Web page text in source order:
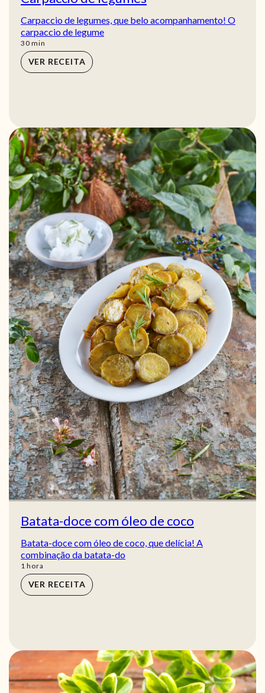
Carpaccio de legumes, que belo acompanhamento! O
carpaccio de legume
30min
min
VER RECEITA
Batata-doce com óleo de coco
Batata-doce com óleo de coco, que delícia! A
combinação da batata-do
1 hora
hora
VER RECEITA